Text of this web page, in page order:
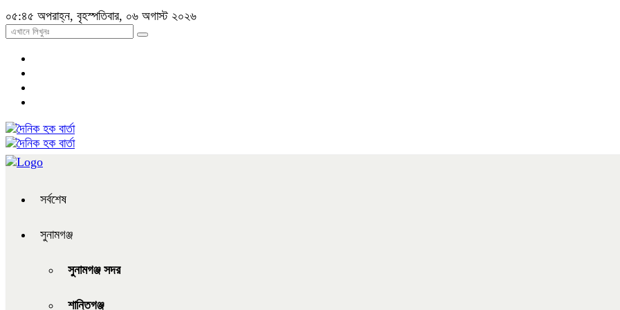
০৫:৪৫ অপরাহ্ন, বৃহস্পতিবার, ০৬ অগাস্ট ২০২৬
সর্বশেষ
সুনামগঞ্জ
সুনামগঞ্জ সদর
শান্তিগঞ্জ